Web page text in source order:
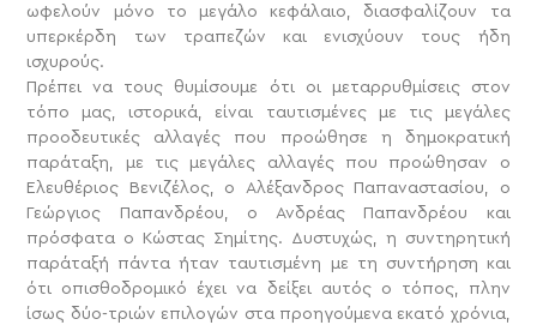
ωφελούν μόνο το μεγάλο κεφάλαιο, διασφαλίζουν τα
υπερκέρδη των τραπεζών και ενισχύουν τους ήδη
ισχυρούς.
Πρέπει να τους θυμίσουμε ότι οι μεταρρυθμίσεις στον
τόπο μας, ιστορικά, είναι ταυτισμένες με τις μεγάλες
προοδευτικές αλλαγές που προώθησε η δημοκρατική
παράταξη, με τις μεγάλες αλλαγές που προώθησαν ο
Ελευθέριος Βενιζέλος, ο Αλέξανδρος Παπαναστασίου, ο
Γεώργιος Παπανδρέου, ο Ανδρέας Παπανδρέου και
πρόσφατα ο Κώστας Σημίτης. Δυστυχώς, η συντηρητική
παράταξή πάντα ήταν ταυτισμένη με τη συντήρηση και
ότι οπισθοδρομικό έχει να δείξει αυτός ο τόπος, πλην
ίσως δύο-τριών επιλογών στα προηγούμενα εκατό χρόνια,